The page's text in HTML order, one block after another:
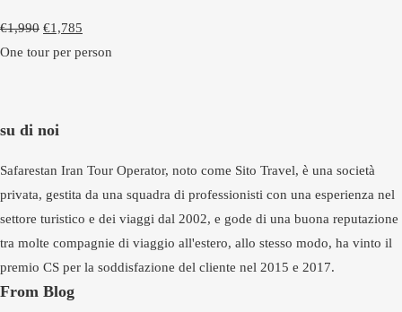
€1,990 €1,785
One tour per person
su di noi
Safarestan Iran Tour Operator, noto come Sito Travel, è una società
privata, gestita da una squadra di professionisti con una esperienza nel
settore turistico e dei viaggi dal 2002, e gode di una buona reputazione
tra molte compagnie di viaggio all'estero, allo stesso modo, ha vinto il
premio CS per la soddisfazione del cliente nel 2015 e 2017.
From Blog